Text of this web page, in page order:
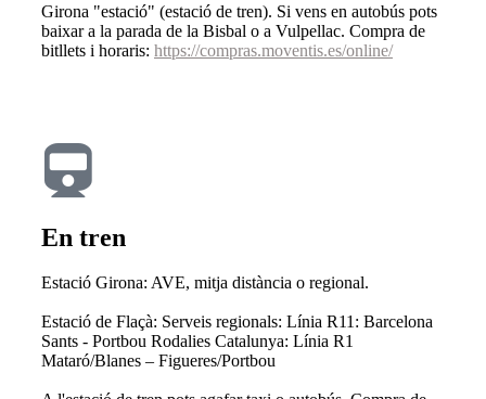
Girona "estació" (estació de tren). Si vens en autobús pots
baixar a la parada de la Bisbal o a Vulpellac. Compra de
bitllets i horaris: https://compras.moventis.es/online/
En tren
Estació Girona: AVE, mitja distància o regional.
Estació de Flaçà: Serveis regionals: Línia R11: Barcelona
Sants - Portbou Rodalies Catalunya: Línia R1
Mataró/Blanes – Figueres/Portbou